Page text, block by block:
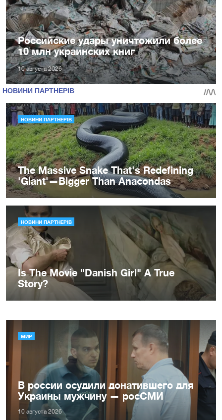
Российские удары уничтожили более
10 млн украинских книг
10 августа 2026
МИР
В россии осудили донатившего для
Украины мужчину — росСМИ
10 августа 2026